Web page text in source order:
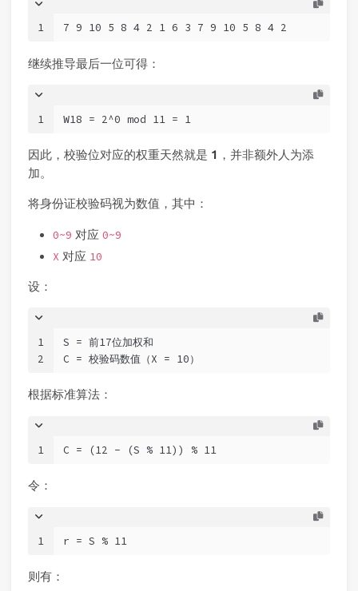
1 7 9 10 5 8 4 2 1 6 3 7 9 10 5 8 4 2
继续推导最后一位可得：
1 W18 = 2^0 mod 11 = 1
因此，校验位对应的权重天然就是 1 ，并非额外人为添
加。
将身份证校验码视为数值，其中：
0~9 对应 0~9
X 对应 10
设：
1
2
S = 前17位加权和
C = 校验码数值（X = 10）
根据标准算法：
1 C = (12 - (S % 11)) % 11
令：
1 r = S % 11
则有：